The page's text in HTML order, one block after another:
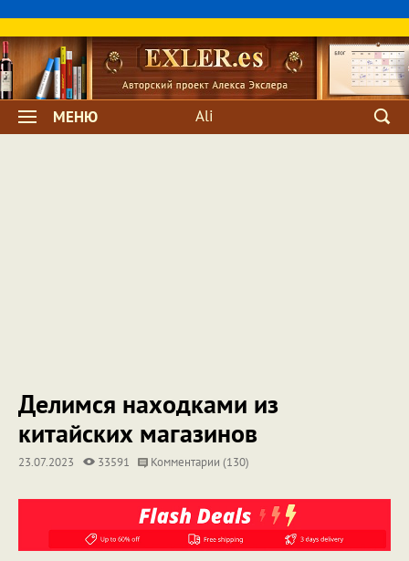
МЕНЮ Ali
Делимся находками из
китайских магазинов
23.07.2023 33591 Комментарии (130)